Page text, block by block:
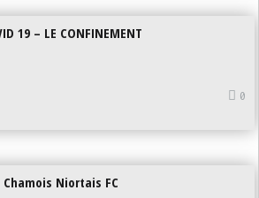
19 – LE CONFINEMENT
0
Chamois Niortais FC